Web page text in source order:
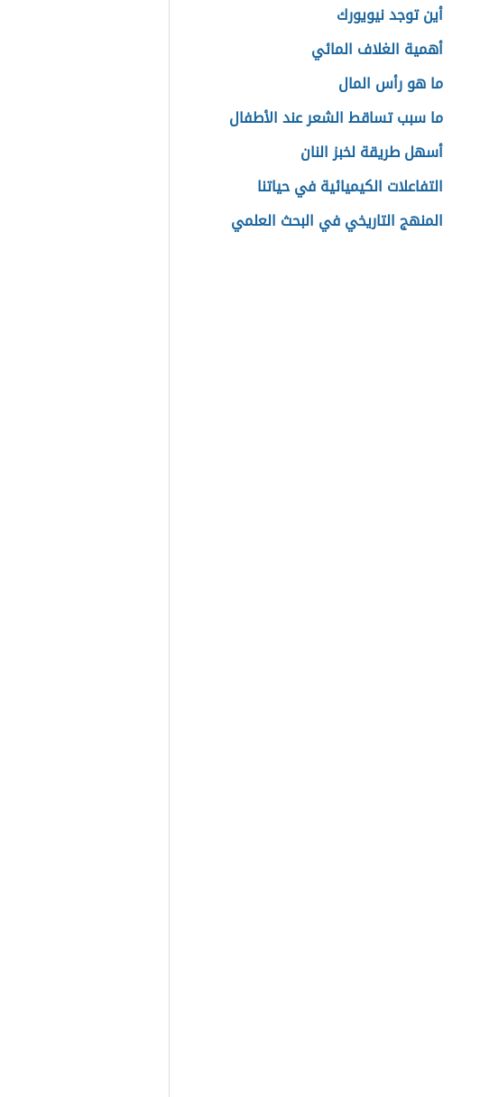
أين توجد نيويورك
أهمية الغلاف المائي
ما هو رأس المال
ما سبب تساقط الشعر عند الأطفال
أسهل طريقة لخبز النان
التفاعلات الكيميائية في حياتنا
المنهج التاريخي في البحث العلمي